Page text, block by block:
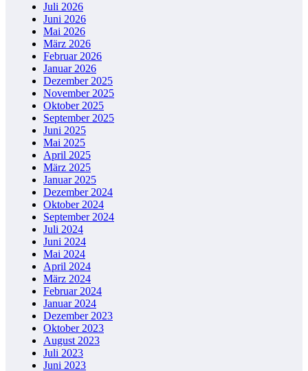
Juli 2026
Juni 2026
Mai 2026
März 2026
Februar 2026
Januar 2026
Dezember 2025
November 2025
Oktober 2025
September 2025
Juni 2025
Mai 2025
April 2025
März 2025
Januar 2025
Dezember 2024
Oktober 2024
September 2024
Juli 2024
Juni 2024
Mai 2024
April 2024
März 2024
Februar 2024
Januar 2024
Dezember 2023
Oktober 2023
August 2023
Juli 2023
Juni 2023